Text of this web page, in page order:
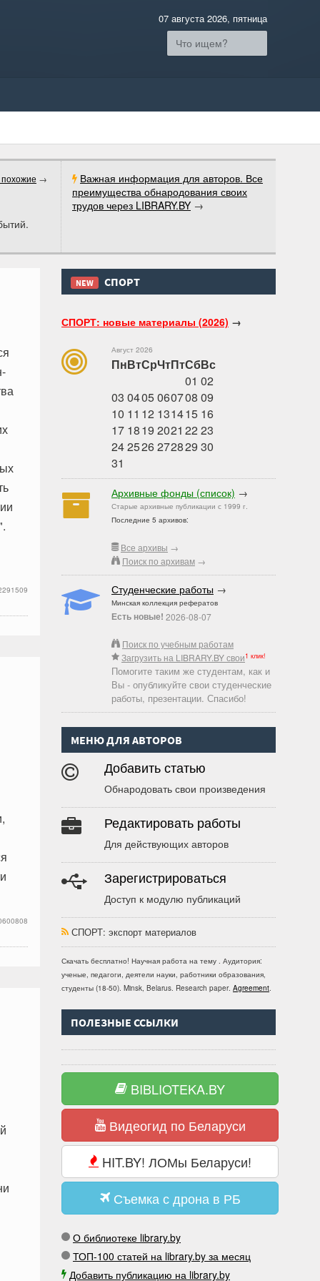
07 августа 2026, пятница
Важная информация для авторов. Все
преимущества обнародования своих
трудов через LIBRARY.BY →
→
NEW СПОРТ
СПОРТ: новые материалы (2026) →
Август 2026
ПнВтСрЧтПтСбВс
01 02
03 0405060708 09
10 11 12 131415 16
17 1819 2021 22 23
242526272829 30
31
Архивные фонды (список) →
Старые архивные публикации с 1999 г.
Последние 5 архивов:
Все архивы →
Поиск по архивам →
Студенческие работы →
Минская коллекция рефератов
Есть новые! 2026-08-07
Поиск по учебным работам
Загрузить на LIBRARY.BY свои1 клик!
Помогите таким же студентам, как и
Вы - опубликуйте свои студенческие
работы, презентации. Спасибо!
МЕНЮ ДЛЯ АВТОРОВ
Добавить статью
Обнародовать свои произведения
Редактировать работы
Для действующих авторов
Зарегистрироваться
Доступ к модулю публикаций
СПОРТ: экспорт материалов
Скачать бесплатно! Научная работа на тему . Аудитория:
ученые, педагоги, деятели науки, работники образования,
студенты (18-50). Minsk, Belarus. Research paper. Agreement.
ПОЛЕЗНЫЕ ССЫЛКИ
BIBLIOTEKA.BY
Видеогид по Беларуси
HIT.BY! ЛОМы Беларуси!
Съемка с дрона в РБ
О библиотеке library.by
ТОП-100 статей на library.by за месяц
Добавить публикацию на library.by